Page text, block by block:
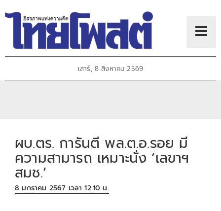
เสาร์, 8 สิงหาคม 2569
ผบ.ตร. การันตี พล.ต.อ.รอย มี
ความสามารถ เหมาะนั่ง ‘เลขาฯ
สมช.’
8 มกราคม 2567 เวลา 12:10 น.